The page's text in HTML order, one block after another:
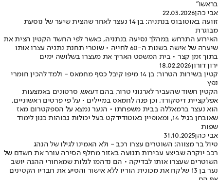
בראשו"
אבי כהן22.03.2026
זוועה באוטובוס בנתניה: בן 14 נעצר לאחר שהצית שיער של נוסעת
מבוגרת
האירוע התרחש במהלך נסיעה בנתניה, כאשר לפי החשד הקטין הצית את
שיערה של אישה בשנות ה-60 לחייה • שוטרי תחנת נתניה עצרו אותו
בתוך זמן קצר • בית המשפט האריך את מעצרו בשלושה ימים
ירון דורון18.02.2026
קטין בשירות הטרור: בן 14 מיפו קיבל כסף מחמאס - ולמד להכין חומרי
נפץ
הקטין חשוד שהעביר לארגוני טרור, בהם דעאש, סרטונים באמצעות
אפלקציית דיסקורד, וכן פנה לחמאס במיילים • על פי פרטים ראשוניים,
הוא נעצר ברמאללה בבית משפחתו • הנער נמצא על הספקטרום מאז
שאובחן בגיל 14, ומאופיין כאוטודידקט בעל יכולות גבוהות כגון לימוד
שפות
אבי כהן31.10.2025
טיול בר מצווה: השוטרים עצרו רכב - ולא האמינו לגילו של הנהג
רכב יוקרה שביצע עבירות תנועה באזור מחלף הסירה עורר את חשדם של
השוטרים שעצרו אותו לבדיקה • הם נדהמו לגלות שמאחורי ההגה יושב
נער בן 13 שלקח את מכונית הוריו ללא אישור והסיע את חבריו הקטינים